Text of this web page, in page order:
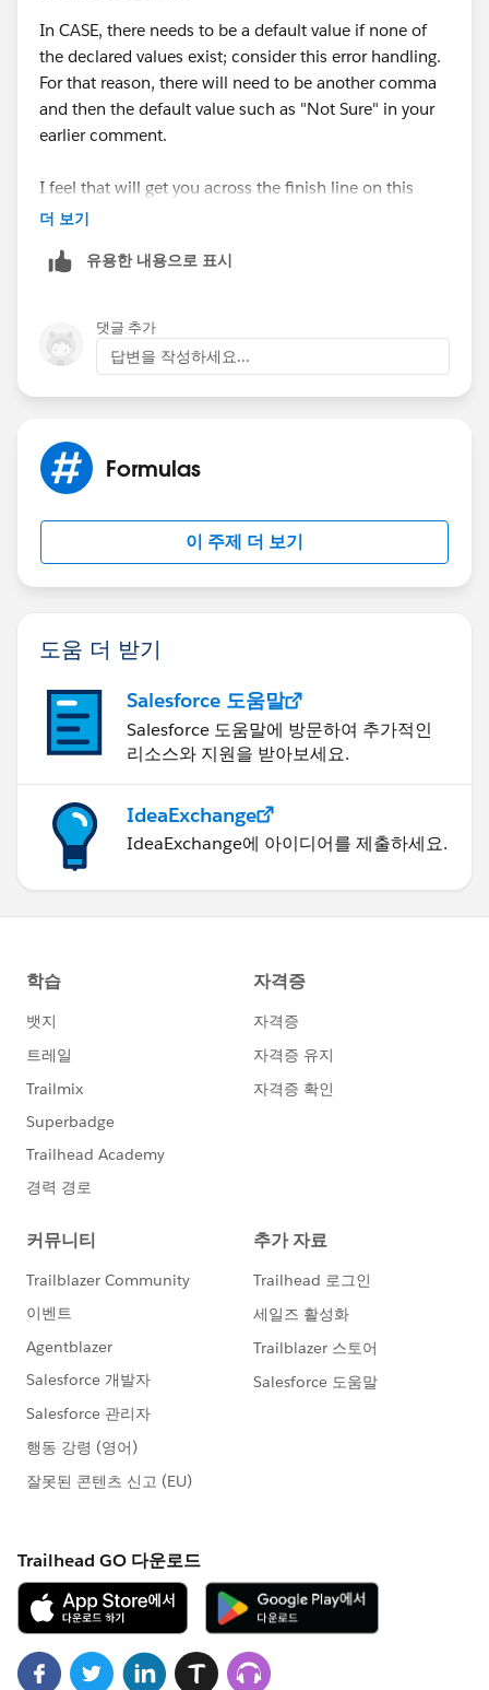
"IA", "No",
"KY", "No",
"LA", "No",
"ME", "No",
"MD", "No",
"MI", "No",
"MO", "No",
"NV", "No",
"NH", "No",
"NY", "No",
"OH", "No",
"RI", "No",
"TN", "No",
"VT", "No",
"WI", "No",
"WY", "No")
In CASE, there needs to be a default value if none of
the declared values exist; consider this error handling.
For that reason, there will need to be another comma
and then the default value such as "Not Sure" in your
earlier comment.
I feel that will get you across the finish line on this
effort.
더 보기
유용한 내용으로 표시
댓글 추가
답변을 작성하세요...
Formulas
이 주제 더 보기
도움 더 받기
Salesforce 도움말
Salesforce 도움말에 방문하여 추가적인
리소스와 지원을 받아보세요.
IdeaExchange
IdeaExchange에 아이디어를 제출하세요.